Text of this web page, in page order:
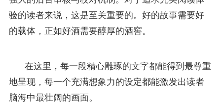
验的读者来说，这是至关重要的。好的故事需要好
的载体，正如好酒需要醇厚的酒窖。
在这里，每一段精心雕琢的文字都能得到最尊重
地呈现，每一个充满想象力的设定都能激发出读者
脑海中最壮阔的画面。